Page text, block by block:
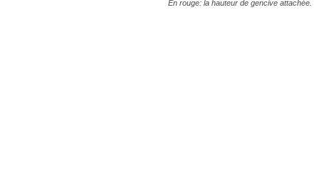
En rouge: la hauteur de gencive attachée.